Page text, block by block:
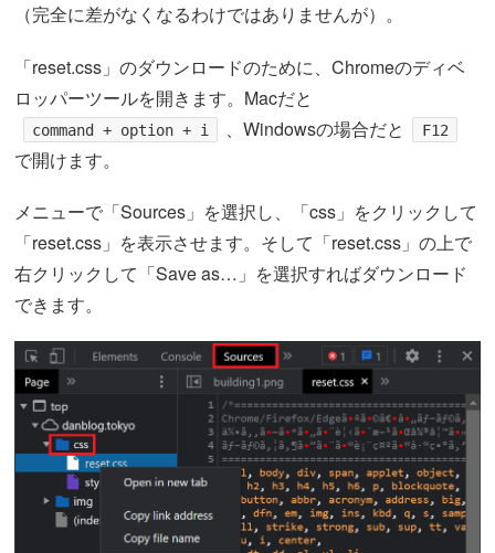
（完全に差がなくなるわけではありませんが）。
「reset.css」のダウンロードのために、Chromeのディベ
ロッパーツールを開きます。Macだと
command + option + i 、Windowsの場合だと F12
で開けます。
メニューで「Sources」を選択し、「css」をクリックして
「reset.css」を表示させます。そして「reset.css」の上で
右クリックして「Save as…」を選択すればダウンロード
できます。